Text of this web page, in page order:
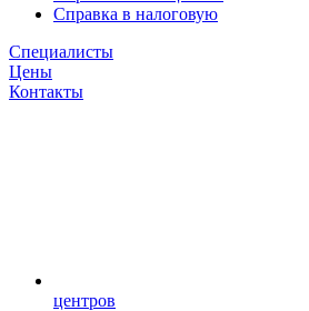
Справка в налоговую
Специалисты
Цены
Контакты
центров